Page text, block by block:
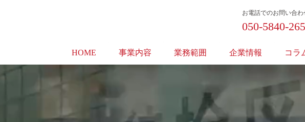
お電話でのお問い合わ
050-5840-
HOME 事業内容 業務範囲 企業情報 コラ